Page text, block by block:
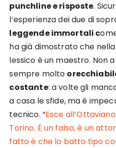
punchline e risposte.
l’esperienza dei due di
leggende immortali c
ha già dimostrato che
lessico è un maestro. Non
sempre molto
costante: a volte gli
a casa le sfide, ma è
tecnico. “Esce
Torino. É un falso, è un
fatto è che lo batto tipo